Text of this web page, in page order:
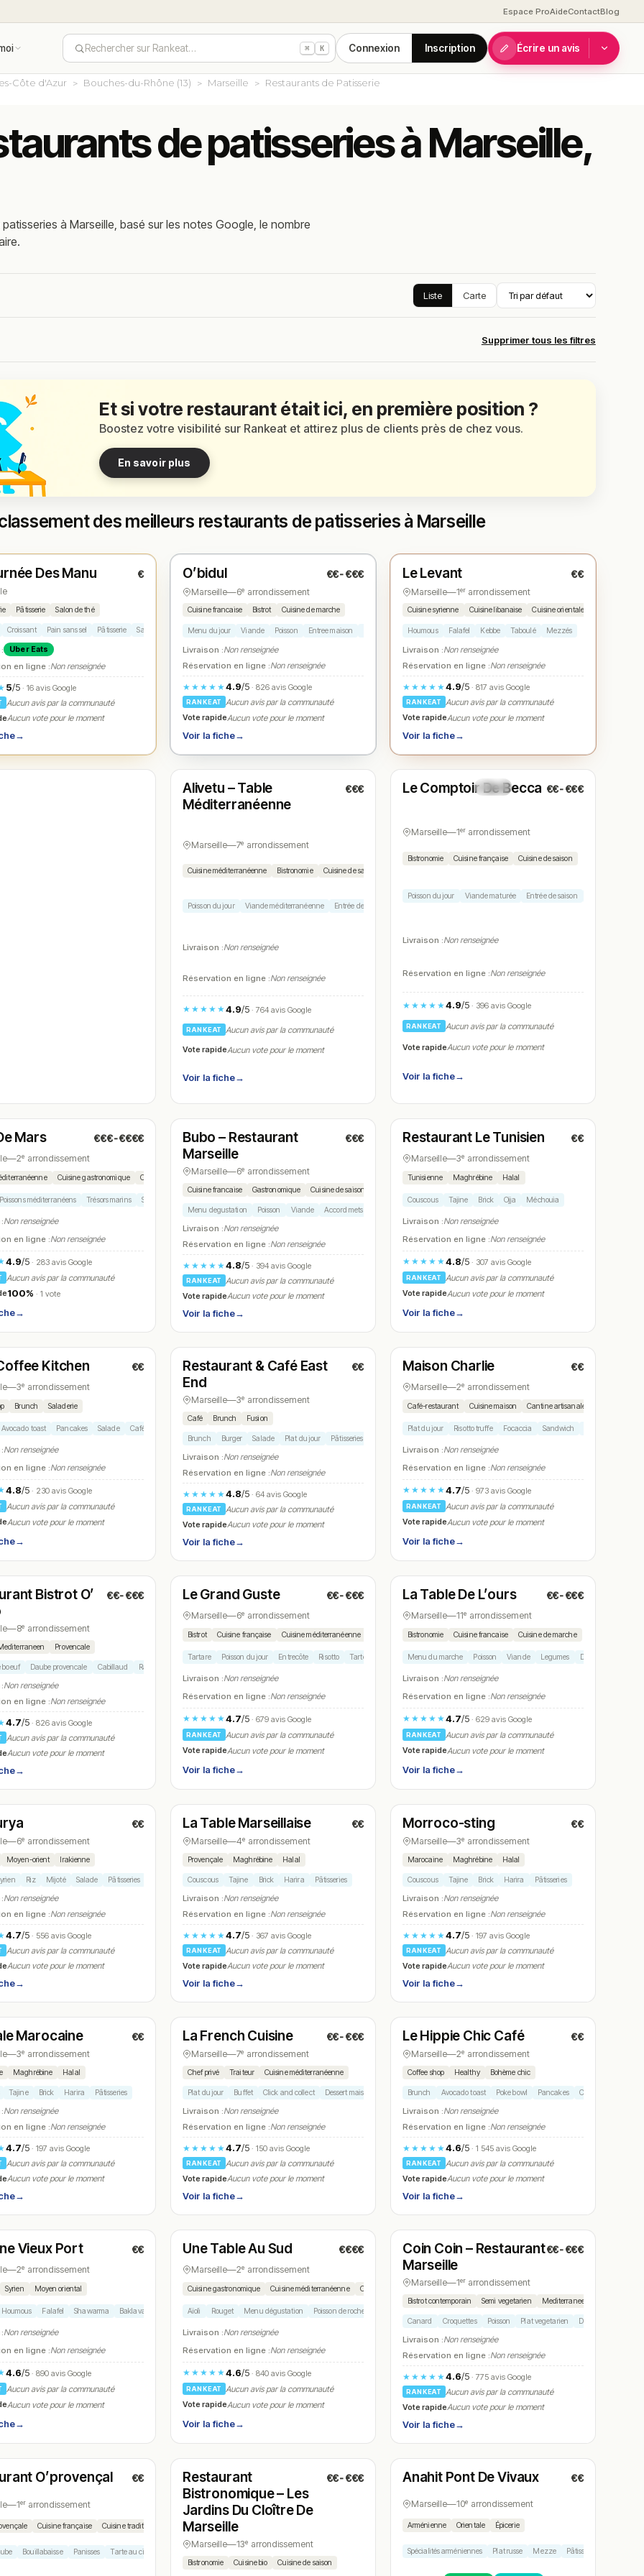
Espace ProAideContactBlog
Rechercher sur Rankeat… ⌘ K Connexion Inscription Écrire un avis
Côte d'Azur Bouches-du-Rhône (13) Marseille Restaurants de Patisserie
de patisseries à Marseille,
à Marseille, basé sur les notes Google, le nombre
Liste Carte
Supprimer tous les filtres
Et si votre restaurant était ici, en première position ?
Boostez votre visibilité sur Rankeat et attirez plus de clients près de chez vous.
En savoir plus
des meilleurs restaurants de patisseries à Marseille
Des Manu €
Pâtisserie Salon de thé
Croissant Pain sans sel Pâtisserie Sandwich
Uber Eats
en ligne :Non renseignée
5/5· 16 avis Google
Aucun avis par la communauté
Aucun vote pour le moment
→
★ N° 2
O’bidul €€-€€€
Marseille—6ᵉ arrondissement
Cuisine francaise Bistrot Cuisine de marche
Menu du jour Viande Poisson Entree maison Dessert maison
Livraison :Non renseignée
Réservation en ligne :Non renseignée
★★★★★4.9/5· 826 avis Google
RANKEAT
Aucun avis par la communauté
Vote rapideAucun vote pour le moment
Voir la fiche→
★ N° 3
Le Levant €€
Marseille—1ᵉʳ arrondissement
Cuisine syrienne Cuisine libanaise Cuisine orientale
Houmous Falafel Kebbe Taboulé Mezzés
Livraison :Non renseignée
Réservation en ligne :Non renseignée
★★★★★4.9/5 · 817 avis Google
RANKEAT
Aucun avis par la communauté
Vote rapideAucun vote pour le moment
Voir la fiche→
N° 4
Fermé(12:00 – 13:30, 19:00 – 21:30)
Alivetu – Table
Méditerranéenne
€€€
Marseille—7ᵉ arrondissement
Cuisine méditerranéenne Bistronomie Cuisine de saison
Poisson du jour Viande méditerranéenne Entrée de saison
Livraison :Non renseignée
Réservation en ligne :Non renseignée
★★★★★4.9/5· 764 avis Google
RANKEAT
Aucun avis par la communauté
Vote rapideAucun vote pour le moment
Voir la fiche→
N° 5
Fermé(19:30 – 22:00)
Le Comptoir De Becca €€-€€€
Marseille—1ᵉʳ arrondissement
Bistronomie Cuisine française Cuisine de saison
Poisson du jour Viande maturée Entrée de saison
Livraison :Non renseignée
Réservation en ligne :Non renseignée
★★★★★4.9/5 · 396 avis Google
RANKEAT Aucun avis par la communauté
Vote rapideAucun vote pour le moment
Voir la fiche→
★ Michelin
(12:15 – 13:30, 19:30 – 21:00)
Mars €€€-€€€€
—2ᵉ arrondissement
Cuisine gastronomique Cuisine provençale Cuisine moderne Cuisine de la mer
Poissons méditerranéens Trésors marins Symphonie de douceurs
Non renseignée
en ligne :Non renseignée
4.9/5· 283 avis Google
Aucun avis par la communauté
100% · 1 vote
→
N° 7
Fermé(11:45 – 13:45, 19:30 – 22:00)
Bubo – Restaurant
Marseille
€€€
Marseille—6ᵉ arrondissement
Cuisine francaise Gastronomique Cuisine de saison
Menu degustation Poisson Viande Accord mets vins
Livraison :Non renseignée
Réservation en ligne :Non renseignée
★★★★★4.8/5· 394 avis Google
RANKEAT
Aucun avis par la communauté
Vote rapideAucun vote pour le moment
Voir la fiche→
N° 8
Ouvert(11:00 – 23:30)
Restaurant Le Tunisien €€
Marseille—3ᵉ arrondissement
Tunisienne Maghrébine Halal
Couscous Tajine Brick Ojja Méchouia
Livraison :Non renseignée
Réservation en ligne :Non renseignée
★★★★★4.8/5 · 307 avis Google
RANKEAT
Aucun avis par la communauté
Vote rapideAucun vote pour le moment
Voir la fiche→
(08:00 – 16:00)
Kitchen €€
—3ᵉ arrondissement
Brunch Saladerie
Avocado toast Pancakes Salade Café
Non renseignée
en ligne :Non renseignée
4.8/5· 230 avis Google
Aucun avis par la communauté
Aucun vote pour le moment
→
N° 10
Ouvert(07:00 – 18:00)
Restaurant & Café East
End
€€
Marseille—3ᵉ arrondissement
Café Brunch Fusion
Brunch Burger Salade Plat du jour Pâtisseries
Livraison :Non renseignée
Réservation en ligne :Non renseignée
★★★★★4.8/5· 64 avis Google
RANKEAT
Aucun avis par la communauté
Vote rapideAucun vote pour le moment
Voir la fiche→
N° 11
Ouvert(10:00 – 16:30)
Maison Charlie €€
Marseille—2ᵉ arrondissement
Café-restaurant Cuisine maison Cantine artisanale
Plat du jour Risotto truffe Focaccia Sandwich
Livraison :Non renseignée
Réservation en ligne :Non renseignée
★★★★★4.7/5 · 973 avis Google
RANKEAT
Aucun avis par la communauté
Vote rapideAucun vote pour le moment
Voir la fiche→
(07:00 – 22:30)
Bistrot O’
€€-€€€
—8ᵉ arrondissement
Provencale
boeuf Daube provencale Cabillaud Ravioli
Non renseignée
en ligne :Non renseignée
4.7/5· 826 avis Google
Aucun avis par la communauté
Aucun vote pour le moment
→
N° 13
Fermé(19:00 – 00:00)
Le Grand Guste €€-€€€
Marseille—6ᵉ arrondissement
Bistrot Cuisine française Cuisine méditerranéenne
Tartare Poisson du jour Entrecôte Risotto Tarte au citron
Livraison :Non renseignée
Réservation en ligne :Non renseignée
★★★★★4.7/5· 679 avis Google
RANKEAT
Aucun avis par la communauté
Vote rapideAucun vote pour le moment
Voir la fiche→
N° 14
Ouvert(12:00 – 14:30, 19:30 – 23:00)
La Table De L’ours €€-€€€
Marseille—11ᵉ arrondissement
Bistronomie Cuisine francaise Cuisine de marche
Menu du marche Poisson Viande Legumes Dessert maison
Livraison :Non renseignée
Réservation en ligne :Non renseignée
★★★★★4.7/5 · 629 avis Google
RANKEAT
Aucun avis par la communauté
Vote rapideAucun vote pour le moment
Voir la fiche→
€€
—6ᵉ arrondissement
Moyen-orient Irakienne
Riz Mijoté Salade Pâtisseries
Non renseignée
en ligne :Non renseignée
4.7/5· 556 avis Google
Aucun avis par la communauté
Aucun vote pour le moment
→
N° 16
Ouvert(11:00 – 14:30, 18:30 – 22:30)
La Table Marseillaise €€
Marseille—4ᵉ arrondissement
Provençale Maghrébine Halal
Couscous Tajine Brick Harira Pâtisseries
Livraison :Non renseignée
Réservation en ligne :Non renseignée
★★★★★4.7/5· 367 avis Google
RANKEAT
Aucun avis par la communauté
Vote rapideAucun vote pour le moment
Voir la fiche→
N° 17
Fermé(09:00 – 11:30, 14:00 – 22:00)
Morroco-sting €€
Marseille—3ᵉ arrondissement
Marocaine Maghrébine Halal
Couscous Tajine Brick Harira Pâtisseries
Livraison :Non renseignée
Réservation en ligne :Non renseignée
★★★★★4.7/5 · 197 avis Google
RANKEAT
Aucun avis par la communauté
Vote rapideAucun vote pour le moment
Voir la fiche→
(10:30 – 22:30)
Marocaine €€
—3ᵉ arrondissement
Maghrébine Halal
Tajine Brick Harira Pâtisseries
Non renseignée
en ligne :Non renseignée
4.7/5· 197 avis Google
Aucun avis par la communauté
Aucun vote pour le moment
→
N° 19
Ouvert(09:00 – 22:00)
La French Cuisine €€-€€€
Marseille—7ᵉ arrondissement
Chef privé Traiteur Cuisine méditerranéenne
Plat du jour Buffet Click and collect Dessert maison Menu sur mesure
Livraison :Non renseignée
Réservation en ligne :Non renseignée
★★★★★4.7/5· 150 avis Google
RANKEAT
Aucun avis par la communauté
Vote rapideAucun vote pour le moment
Voir la fiche→
N° 20
Ouvert(12:00 – 14:30, 19:00 – 21:30)
Le Hippie Chic Café €€
Marseille—2ᵉ arrondissement
Coffee shop Healthy Bohème chic
Brunch Avocado toast Poke bowl Pancakes Café spécialité
Livraison :Non renseignée
Réservation en ligne :Non renseignée
★★★★★4.6/5 · 1 545 avis Google
RANKEAT
Aucun avis par la communauté
Vote rapideAucun vote pour le moment
Voir la fiche→
(12:00 – 15:00, 19:30 – 23:30)
Vieux Port €€
—2ᵉ arrondissement
Syrien Moyen oriental
Houmous Falafel Shawarma Baklava
Non renseignée
en ligne :Non renseignée
4.6/5· 890 avis Google
Aucun avis par la communauté
Aucun vote pour le moment
→
N° 22 ★ Michelin
Fermé(12:00 – 13:30, 19:30 – 21:00)
Une Table Au Sud €€€€
Marseille—2ᵉ arrondissement
Cuisine gastronomique Cuisine méditerranéenne Cuisine créative
Aïoli Rouget Menu dégustation Poisson de roche
Livraison :Non renseignée
Réservation en ligne :Non renseignée
★★★★★4.6/5· 840 avis Google
RANKEAT
Aucun avis par la communauté
Vote rapideAucun vote pour le moment
Voir la fiche→
N° 23
Ouvert(12:00 – 14:30, 19:00 – 23:00)
Coin Coin – Restaurant
Marseille
€€-€€€
Marseille—1ᵉʳ arrondissement
Bistrot contemporain Semi vegetarien Mediterraneen
Canard Croquettes Poisson Plat vegetarien Dessert
Livraison :Non renseignée
Réservation en ligne :Non renseignée
★★★★★4.6/5 · 775 avis Google
RANKEAT
Aucun avis par la communauté
Vote rapideAucun vote pour le moment
Voir la fiche→
(12:00 – 15:00, 19:00 – 22:00)
O’provençal €€
—1ᵉʳ arrondissement
Cuisine française Cuisine traditionnelle
Bouillabaisse Panisses Tarte au citron
N° 25
Ouvert(12:00 – 14:00, 19:30 – 23:30)
Restaurant
Bistronomique – Les
Jardins Du Cloître De
Marseille
€€-€€€
Marseille—13ᵉ arrondissement
Bistronomie Cuisine bio Cuisine de saison
N° 26
Ouvert
Anahit Pont De Vivaux €€
Marseille—10ᵉ arrondissement
Arménienne Orientale Épicerie
Spécialités arméniennes Plat russe Mezze Pâtisseries